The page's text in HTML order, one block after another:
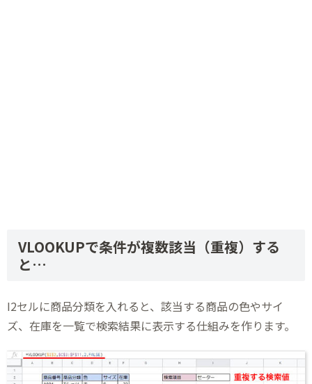
VLOOKUPで条件が複数該当（重複）する
と…
I2セルに商品分類を入れると、該当する商品の色やサイ
ズ、在庫を一覧で検索結果に表示する仕組みを作ります。